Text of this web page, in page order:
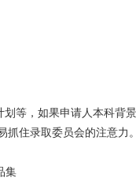
等，如果申请人本科背
抓住录取委员会的注意力。
集